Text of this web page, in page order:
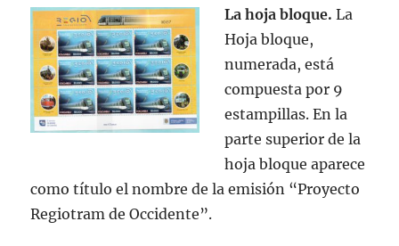
La hoja bloque. La
Hoja bloque,
numerada, está
compuesta por 9
estampillas. En la
parte superior de la
hoja bloque aparece
como título el nombre de la emisión “Proyecto
Regiotram de Occidente”.